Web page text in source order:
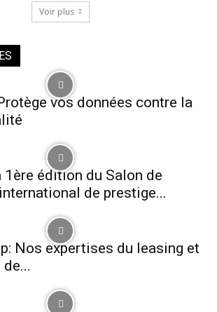
Voir plus
vos données contre la
1ère édition du Salon de
de prestige...
Nos expertises du leasing et